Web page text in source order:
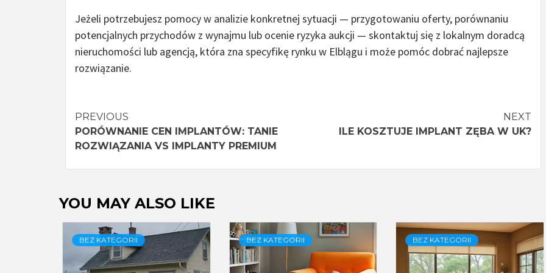
Jeżeli potrzebujesz pomocy w analizie konkretnej sytuacji — przygotowaniu oferty, porównaniu
potencjalnych przychodów z wynajmu lub ocenie ryzyka aukcji — skontaktuj się z lokalnym doradcą
nieruchomości lub agencją, która zna specyfikę rynku w Elblągu i może pomóc dobrać najlepsze
rozwiązanie.
Continue
Reading
PREVIOUS
PORÓWNANIE CEN IMPLANTÓW: TANIE
ROZWIĄZANIA VS IMPLANTY PREMIUM
NEXT
ILE KOSZTUJE IMPLANT ZĘBA W UK?
YOU MAY ALSO LIKE
BEZ KATEGORII BEZ KATEGORII BEZ KATEGORII